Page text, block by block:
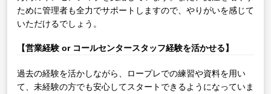
ために管理者も全力でサポートしますので、やりがいを感じて
いただけるでしょう。
【営業経験 or コールセンタースタッフ経験を活かせる】
過去の経験を活かしながら、ロープレでの練習や資料を用い
て、未経験の方でも安心してスタートできるようになっていま